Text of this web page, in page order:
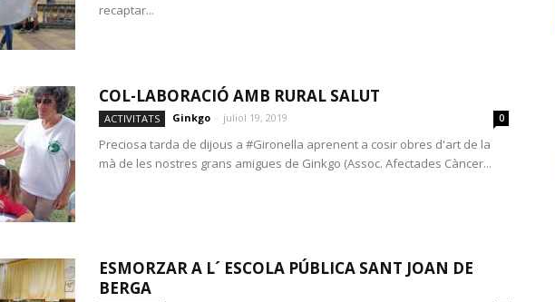
recaptar...
COL-LABORACIÓ AMB RURAL SALUT
ACTIVITATS Ginkgo - juliol 19, 2019 0
Preciosa tarda de dijous a #Gironella aprenent a cosir obres d'art de la
mà de les nostres grans amigues de Ginkgo (Assoc. Afectades Càncer...
ESMORZAR A L´ ESCOLA PÚBLICA SANT JOAN DE
BERGA